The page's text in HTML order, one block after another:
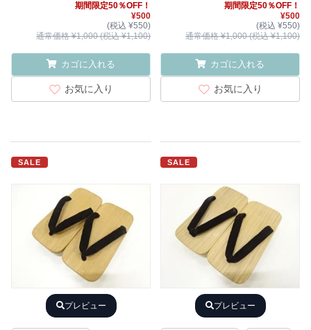
期間限定50％OFF！
¥500
(税込 ¥550)
通常価格 ¥1,000 (税込 ¥1,100)
カゴに入れる
お気に入り
期間限定50％OFF！
¥500
(税込 ¥550)
通常価格 ¥1,000 (税込 ¥1,100)
カゴに入れる
お気に入り
SALE
プレビュー
SALE
プレビュー